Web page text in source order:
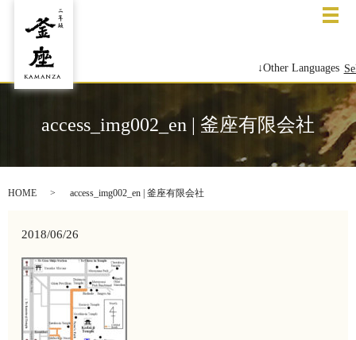
↓Other Languages
メ
access_img002_en | 釜座有限会社
HOME access_img002_en | 釜座有限会社
2018/06/26